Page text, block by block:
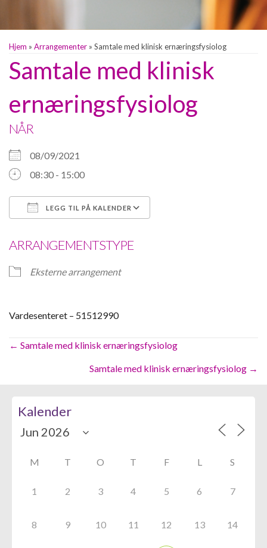
Hjem » Arrangementer » Samtale med klinisk ernæringsfysiolog
Samtale med klinisk
ernæringsfysiolog
NÅR
08/09/2021
08:30 - 15:00
LEGG TIL PÅ KALENDER
ARRANGEMENTSTYPE
Eksterne arrangement
Vardesenteret – 51512990
Posts
← Samtale med klinisk ernæringsfysiolog
Samtale med klinisk ernæringsfysiolog →
Kalender
M T O T F L S
1 2 3 4 5 6 7
8 9 10 11 12 13 14